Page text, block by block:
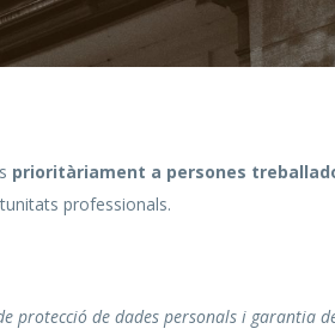
prioritàriament a persones
professionals.
de dades personals i garantia